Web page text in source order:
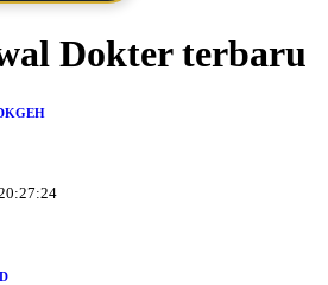
Dokter terbaru